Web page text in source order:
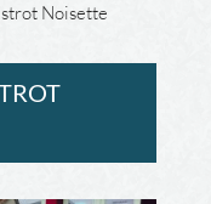
Noisette